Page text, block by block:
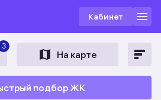
Кабинет
3
На карте
подбор ЖК